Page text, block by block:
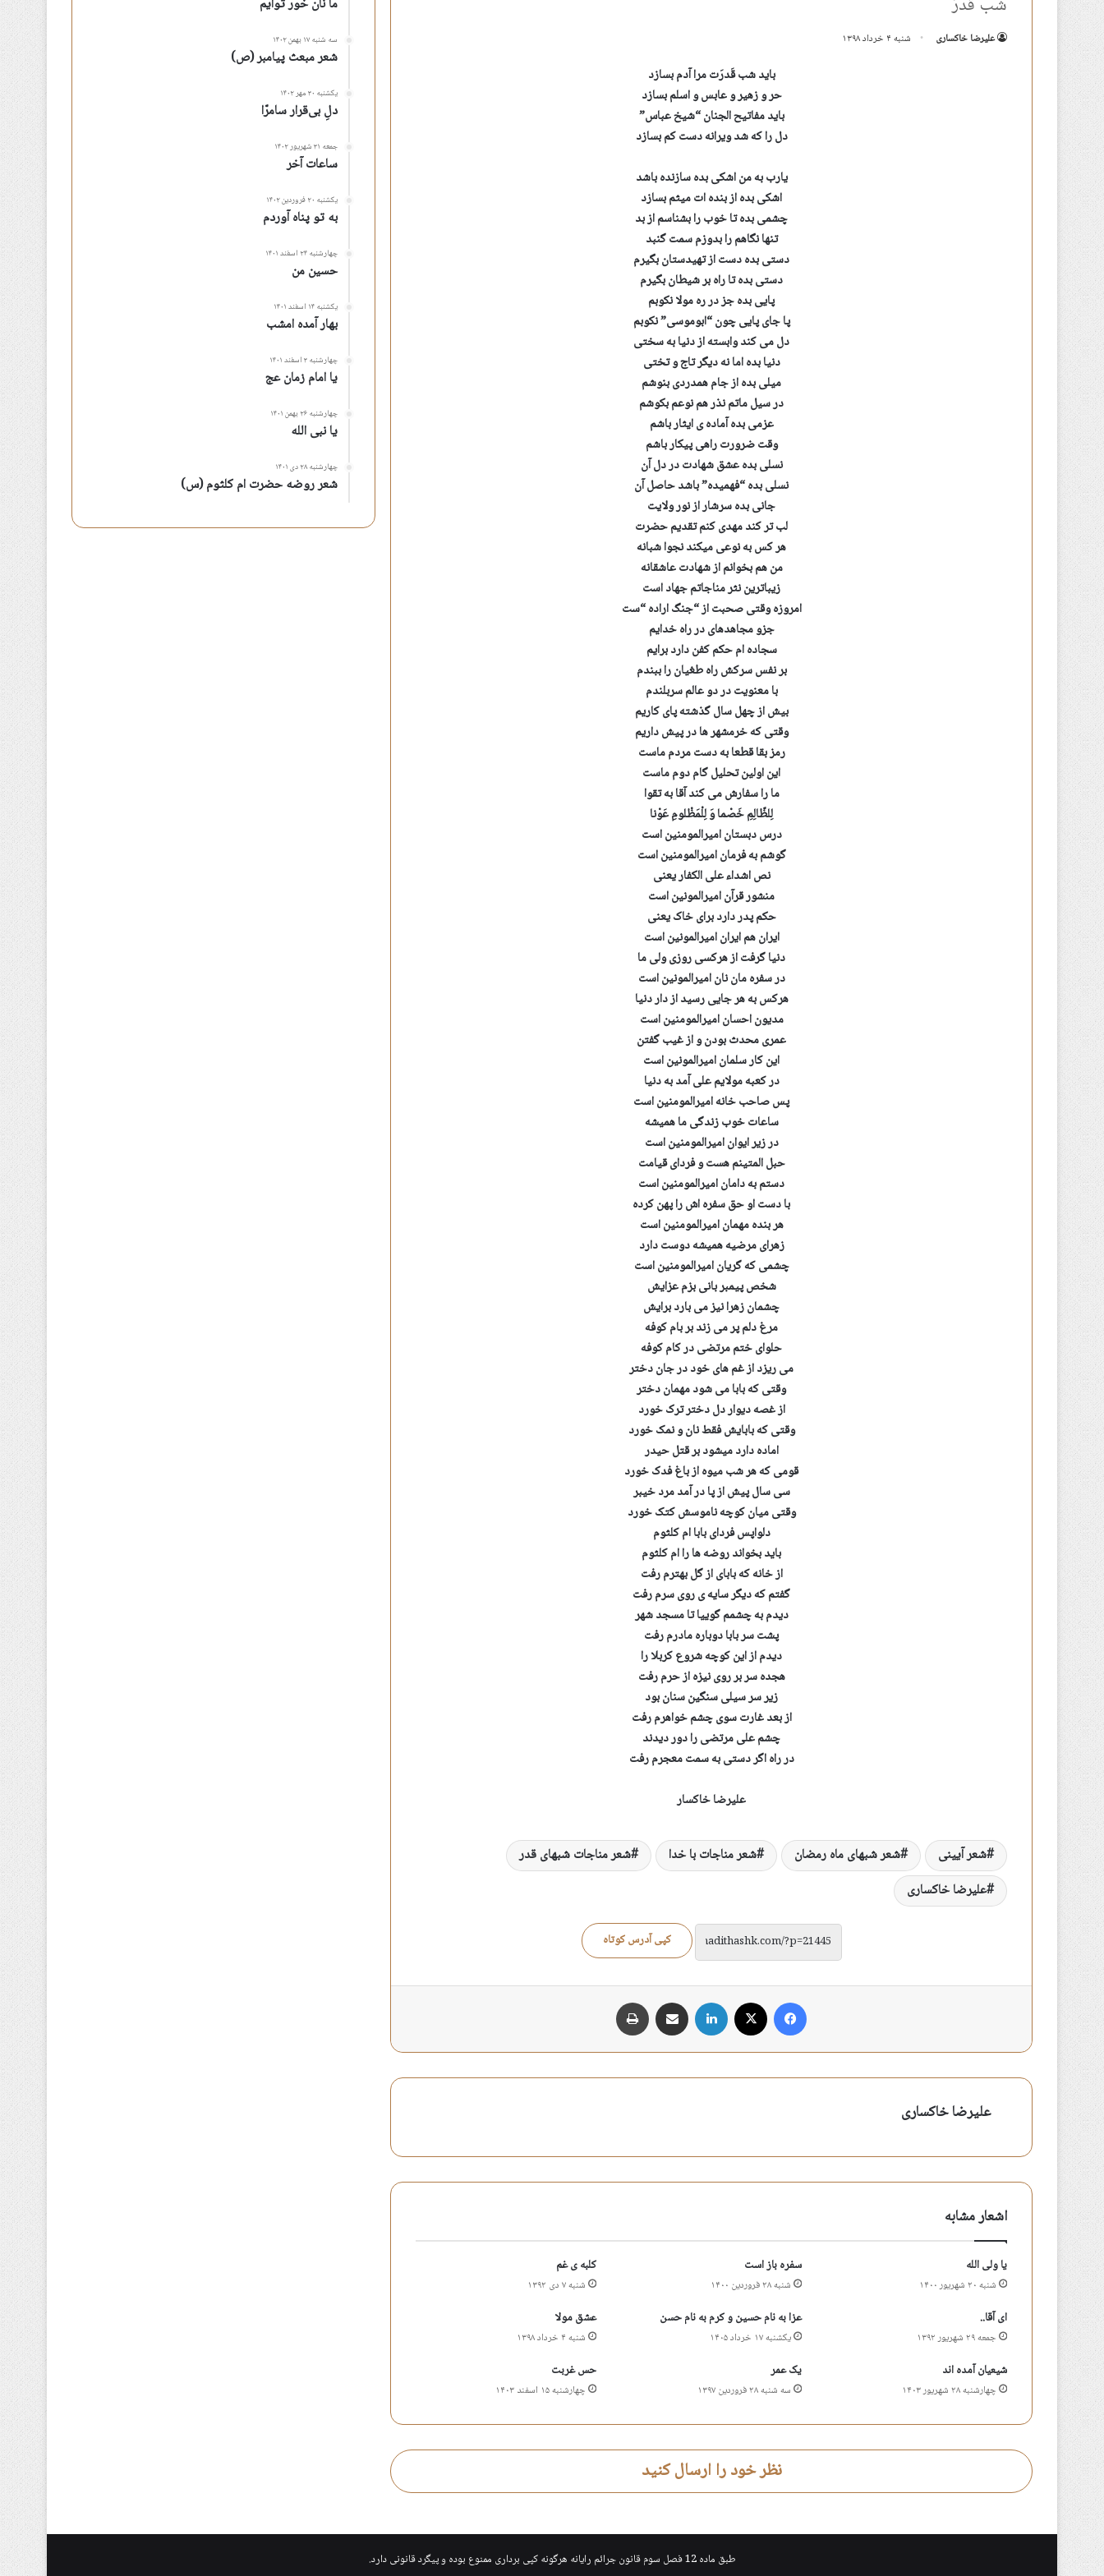
علیرضا خاکساری شنبه ۴ خرداد ۱۳۹۸
باید شب قَدرَت مرا آدم بسازد
حر و زهیر و عابس و اسلم بسازد
باید مفاتیح الجنان “شیخ عباس”
دل را که شد ویرانه دست کم بسازد
یارب به من اشکی بده سازنده باشد
اشکی بده از بنده ات میثم بسازد
چشمی بده تا خوب را بشناسم از بد
تنها نگاهم را بدوزم سمت گنبد
دستی بده دست از تهیدستان بگیرم
دستی بده تا راه بر شیطان بگیرم
پایی بده جز در ره مولا نکوبم
پا جای پایی چون “ابوموسی” نکوبم
دل می کند وابسته از دنیا به سختی
دنیا بده اما نه دیگر تاج و تختی
میلی بده از جام همدردی بنوشم
در سیل ماتم نذر هم نوعم بکوشم
عزمی بده آماده ی ایثار باشم
وقت ضرورت راهی پیکار باشم
نسلی بده عشق شهادت در دل آن
نسلی بده “فهمیده” باشد حاصل آن
جانی بده سرشار از نور ولایت
لب تر کند مهدی کنم تقدیم حضرت
هر کس به نوعی میکند نجوا شبانه
من هم بخوانم از شهادت عاشقانه
زیباترین نثر مناجاتم جهاد است
امروزه وقتی صحبت از “جنگ اراده “ست
جزو مجاهدهای در راه خدایم
سجاده ام حکم کفن دارد برایم
بر نفس سرکش راه طغیان را ببندم
با معنویت در دو عالم سربلندم
بیش از چهل سال گذشته پای کاریم
وقتی که خرمشهر ها در پیش داریم
رمز بقا قطعا به دست مردم ماست
این اولین تحلیل گام دوم ماست
ما را سفارش می کند آقا به تقوا
لِلظّالِمِ خَصْما وَ لِلْمَظْلومِ عَوْنا
درس دبستان امیرالمومنین است
گوشم به فرمان امیرالمومنین است
نص اشداء علی الکفار یعنی
منشور قرآن امیرالمونین است
حکم پدر دارد برای خاک یعنی
ایران هم ایران امیرالمونین است
دنیا گرفت از هرکسی روزی ولی ما
در سفره مان نان امیرالمونین است
هرکس به هر جایی رسید از دار دنیا
مدیون احسان امیرالمومنین است
عمری محدث بودن و از غیب گفتن
این کار سلمان امیرالمونین است
در کعبه مولایم علی آمد به دنیا
پس صاحب خانه امیرالمومنین است
ساعات خوب زندگی ما همیشه
در زیر ایوان امیرالمومنین است
حبل المتینم هست و فردای قیامت
دستم به دامان امیرالمومنین است
با دست او حق سفره اش را پهن کرده
هر بنده مهمان امیرالمومنین است
زهرای مرضیه همیشه دوست دارد
چشمی که گریان امیرالمومنین است
شخص پیمبر بانی بزم عزایش
چشمان زهرا نیز می بارد برایش
مرغ دلم پر می زند بر بام کوفه
حلوای ختم مرتضی در کام کوفه
می ریزد از غم های خود در جان دختر
وقتی که بابا می شود مهمان دختر
از غصه دیوار دل دختر ترک خورد
وقتی که بابایش فقط نان و نمک خورد
اماده دارد میشود بر قتل حیدر
قومی که هر شب میوه از باغ فدک خورد
سی سال پیش از پا در آمد مرد خیبر
وقتی میان کوچه ناموسش کتک خورد
دلواپس فردای بابا ام کلثوم
باید بخواند روضه ها را ام کلثوم
از خانه که بابای از گل بهترم رفت
گفتم که دیگر سایه ی روی سرم رفت
دیدم به چشمم گوییا تا مسجد شهر
پشت سر بابا دوباره مادرم رفت
دیدم از این کوچه شروع کربلا را
هجده سر بر روی نیزه از حرم رفت
زیر سر سیلی سنگین سنان بود
از بعد غارت سوی چشم خواهرم رفت
چشم علی مرتضی را دور دیدند
در راه اگر دستی به سمت معجرم رفت
علیرضا خاکسار
شعر آیینی شعر شبهای ماه رمضان شعر مناجات با خدا
شعر مناجات شبهای قدر
علیرضا خاکساری
کپی آدرس کوتاه
فیس بوک لینکدین اشتراک گذاری از طریق ایمیل
علیرضا خاکساری
اشعار مشابه
یا ولی الله
شنبه ۲۰ شهریور ۱۴۰۰
سفره باز است
شنبه ۲۸ فروردین ۱۴۰۰
کلبه ی غم
شنبه ۷ دی ۱۳۹۲
ای آقا..
جمعه ۲۹ شهریور ۱۳۹۲
عزا به نام حسین و کرم به نام حسن
یکشنبه ۱۷ خرداد ۱۴۰۵
عشق مولا
شنبه ۴ خرداد ۱۳۹۸
شیعیان آمده اند
چهارشنبه ۲۸ شهریور ۱۴۰۳
یک عمر
سه شنبه ۲۸ فروردین ۱۳۹۷
حس غربت
چهارشنبه ۱۵ اسفند ۱۴۰۳
نظر خود را ارسال کنید
ما نان خور توأیم
سه شنبه ۱۷ بهمن ۱۴۰۲
شعر مبعث پیامبر (ص)
یکشنبه ۳۰ مهر ۱۴۰۲
دلِ بی‌قرار سامرّا
جمعه ۳۱ شهریور ۱۴۰۲
ساعات آخر
یکشنبه ۲۰ فروردین ۱۴۰۲
به تو پناه آوردم
چهارشنبه ۲۴ اسفند ۱۴۰۱
حسین من
یکشنبه ۱۴ اسفند ۱۴۰۱
بهار آمده امشب
چهارشنبه ۳ اسفند ۱۴۰۱
یا امام زمان عج
چهارشنبه ۲۶ بهمن ۱۴۰۱
یا نبی الله
چهارشنبه ۲۸ دی ۱۴۰۱
شعر روضه حضرت ام کلثوم (س)
طبق ماده 12 فصل سوم قانون جرائم رایانه هرگونه کپی برداری ممنوع بوده و پیگرد قانونی دارد.